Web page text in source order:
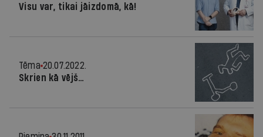
Visu var, tikai jāizdomā, kā!
Tēma 20.07.2022.
Skrien kā vējš…